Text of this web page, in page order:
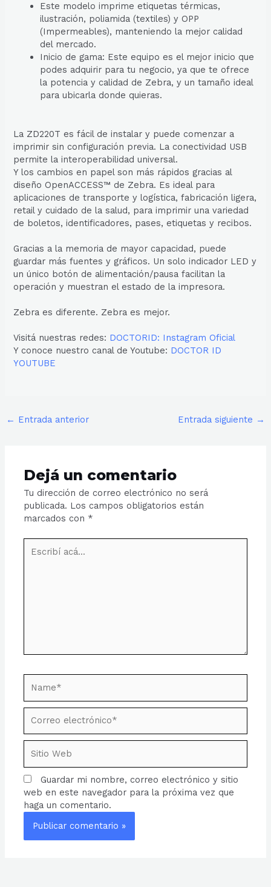
Este modelo imprime etiquetas térmicas,
ilustración, poliamida (textiles) y OPP
(Impermeables), manteniendo la mejor calidad
del mercado.
Inicio de gama: Este equipo es el mejor inicio que
podes adquirir para tu negocio, ya que te ofrece
la potencia y calidad de Zebra, y un tamaño ideal
para ubicarla donde quieras.
La ZD220T es fácil de instalar y puede comenzar a
imprimir sin configuración previa. La conectividad USB
permite la interoperabilidad universal.
Y los cambios en papel son más rápidos gracias al
diseño OpenACCESS™ de Zebra. Es ideal para
aplicaciones de transporte y logística, fabricación ligera,
retail y cuidado de la salud, para imprimir una variedad
de boletos, identificadores, pases, etiquetas y recibos.
Gracias a la memoria de mayor capacidad, puede
guardar más fuentes y gráficos. Un solo indicador LED y
un único botón de alimentación/pausa facilitan la
operación y muestran el estado de la impresora.
Zebra es diferente. Zebra es mejor.
Visitá nuestras redes: DOCTORID: Instagram Oficial
Y conoce nuestro canal de Youtube: DOCTOR ID
YOUTUBE
← Entrada anterior Entrada siguiente →
Dejá un comentario
Tu dirección de correo electrónico no será
publicada. Los campos obligatorios están
marcados con *
acá...
electrónico*
Web
Guardar mi nombre, correo electrónico y sitio
web en este navegador para la próxima vez que
haga un comentario.